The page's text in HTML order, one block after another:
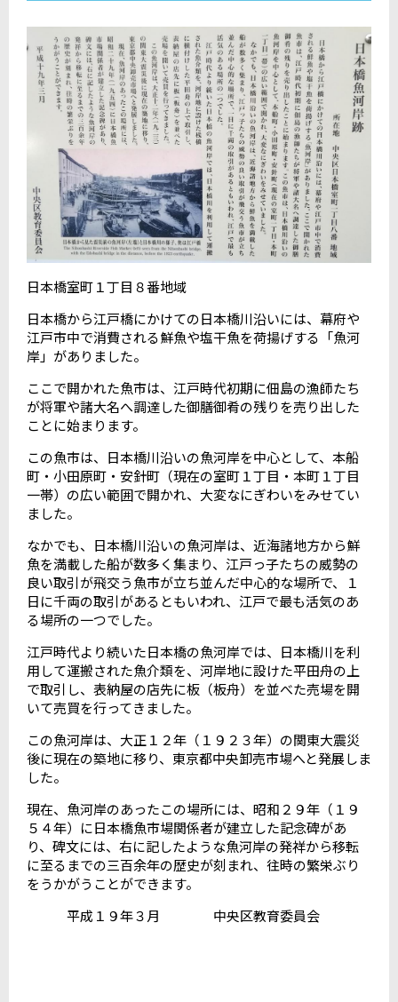
日本橋室町１丁目８番地域
日本橋から江戸橋にかけての日本橋川沿いには、幕府や
江戸市中で消費される鮮魚や塩干魚を荷揚げする「魚河
岸」がありました。
ここで開かれた魚市は、江戸時代初期に佃島の漁師たち
が将軍や諸大名へ調達した御膳御肴の残りを売り出した
ことに始まります。
この魚市は、日本橋川沿いの魚河岸を中心として、本船
町・小田原町・安針町（現在の室町１丁目・本町１丁目
一帯）の広い範囲で開かれ、大変なにぎわいをみせてい
ました。
なかでも、日本橋川沿いの魚河岸は、近海諸地方から鮮
魚を満載した船が数多く集まり、江戸っ子たちの威勢の
良い取引が飛交う魚市が立ち並んだ中心的な場所で、１
日に千両の取引があるともいわれ、江戸で最も活気のあ
る場所の一つでした。
江戸時代より続いた日本橋の魚河岸では、日本橋川を利
用して運搬された魚介類を、河岸地に設けた平田舟の上
で取引し、表納屋の店先に板（板舟）を並べた売場を開
いて売買を行ってきました。
この魚河岸は、大正１２年（１９２３年）の関東大震災
後に現在の築地に移り、東京都中央卸売市場へと発展しま
した。
現在、魚河岸のあったこの場所には、昭和２９年（１９
５４年）に日本橋魚市場関係者が建立した記念碑があ
り、碑文には、右に記したような魚河岸の発祥から移転
に至るまでの三百余年の歴史が刻まれ、往時の繁栄ぶり
をうかがうことができます。
平成１９年３月 中央区教育委員会